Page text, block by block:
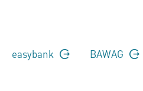
easybank BAWAG